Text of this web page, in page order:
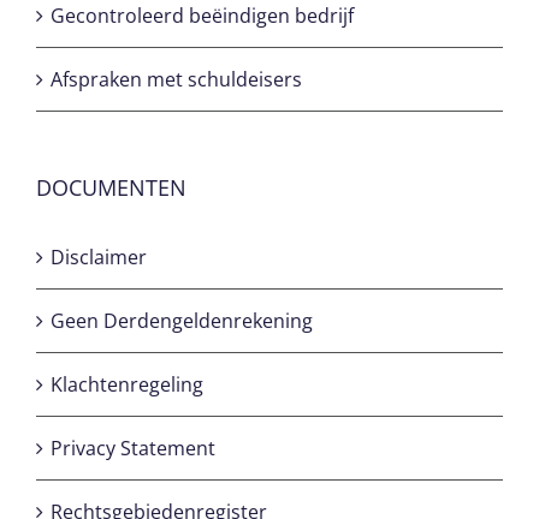
Gecontroleerd beëindigen bedrijf
Afspraken met schuldeisers
DOCUMENTEN
Disclaimer
Geen Derdengeldenrekening
Klachtenregeling
Privacy Statement
Rechtsgebiedenregister